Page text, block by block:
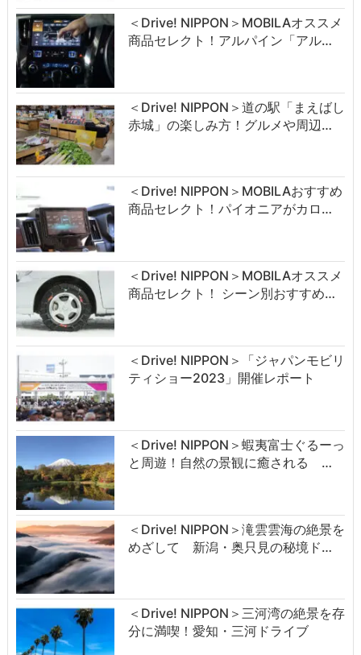
＜Drive! NIPPON＞MOBILAオススメ
商品セレクト！アルパイン「アル…
＜Drive! NIPPON＞道の駅「まえばし
赤城」の楽しみ方！グルメや周辺…
＜Drive! NIPPON＞MOBILAおすすめ
商品セレクト！パイオニアがカロ…
＜Drive! NIPPON＞MOBILAオススメ
商品セレクト！ シーン別おすすめ…
＜Drive! NIPPON＞「ジャパンモビリ
ティショー2023」開催レポート
＜Drive! NIPPON＞蝦夷富士ぐるーっ
と周遊！自然の景観に癒される …
＜Drive! NIPPON＞滝雲雲海の絶景を
めざして 新潟・奥只見の秘境ド…
＜Drive! NIPPON＞三河湾の絶景を存
分に満喫！愛知・三河ドライブ